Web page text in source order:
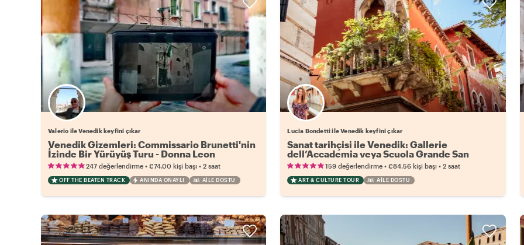
Valerio ile Venedik keyfini çıkar
Venedik Gizemleri: Commissario Brunetti'nin
İzinde Bir Yürüyüş Turu - Donna Leon
247 değerlendirme • €74.00 kişi başı • 2 saat
OFF THE BEATEN TRACK ANINDA ONAYLI AILE DOSTU
Lucia Bondetti ile Venedik keyfini çıkar
Sanat tarihçisi ile Venedik: Gallerie
dell’Accademia veya Scuola Grande San
Rocco
159 değerlendirme •€84.56 kişi başı •2 saat
ART & CULTURE TOUR AILE DOSTU